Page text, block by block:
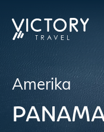
Amerika